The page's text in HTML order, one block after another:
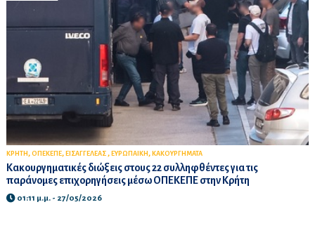
ΚΡΗΤΗ , ΟΠΕΚΕΠΕ, ΕΙΣΑΓΓΕΛΕΑΣ , ΕΥΡΩΠΑΙΚΗ , ΚΑΚΟΥΡΓΗΜΑΤΑ
Κακουργηματικές διώξεις στους 22 συλληφθέντες για τις
παράνομες επιχορηγήσεις μέσω ΟΠΕΚΕΠΕ στην Κρήτη
01:11 μ.μ. - 27/05/2026